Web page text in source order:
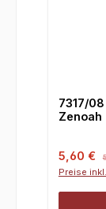
7317/
Zenoah
5,60 €
Preise